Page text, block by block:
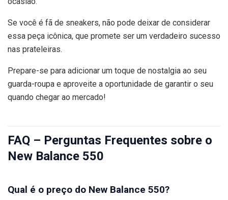
Se você é fã de sneakers, não pode deixar de considerar
essa peça icônica, que promete ser um verdadeiro sucesso
nas prateleiras.
Prepare-se para adicionar um toque de nostalgia ao seu
guarda-roupa e aproveite a oportunidade de garantir o seu
quando chegar ao mercado!
FAQ – Perguntas Frequentes sobre o
New Balance 550
Qual é o preço do New Balance 550?